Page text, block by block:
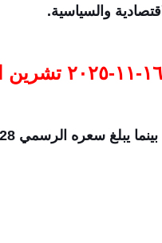
والسياسية.
-٢٠٢٥ تشرين الثاني
بلغ سعر صرف الدولار